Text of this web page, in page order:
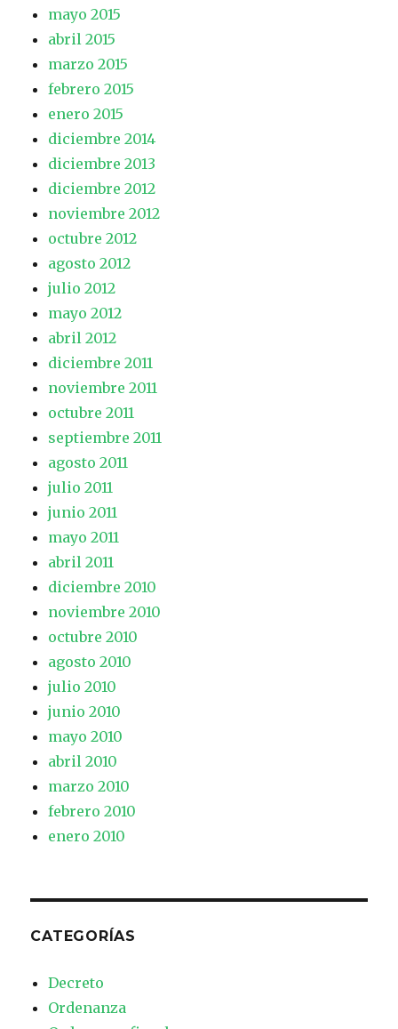
mayo 2015
abril 2015
marzo 2015
febrero 2015
enero 2015
diciembre 2014
diciembre 2013
diciembre 2012
noviembre 2012
octubre 2012
agosto 2012
julio 2012
mayo 2012
abril 2012
diciembre 2011
noviembre 2011
octubre 2011
septiembre 2011
agosto 2011
julio 2011
junio 2011
mayo 2011
abril 2011
diciembre 2010
noviembre 2010
octubre 2010
agosto 2010
julio 2010
junio 2010
mayo 2010
abril 2010
marzo 2010
febrero 2010
enero 2010
CATEGORÍAS
Decreto
Ordenanza